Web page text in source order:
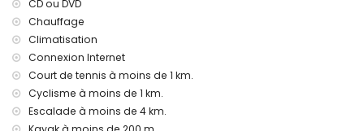
L'hébergement est très adapté pour les familles avec
enfants
Équipements et services inclus dans le prix de location de la
internet (WiFi)
aspirateur et fer à repasser avec planche
CD ou DVD
Chauffage
Climatisation
Connexion Internet
Court de tennis à moins de 1 km.
Cyclisme à moins de 1 km.
Escalade à moins de 4 km.